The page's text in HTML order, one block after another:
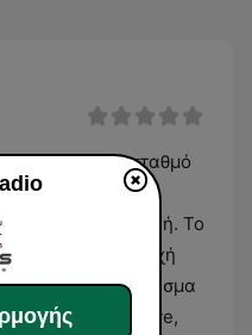
ραδιοφωνικό σταθμό
εστιάζει
μουσική σκηνή. Το
από μια συνεχή
καλύπτουν το φάσμα
και του new wave,